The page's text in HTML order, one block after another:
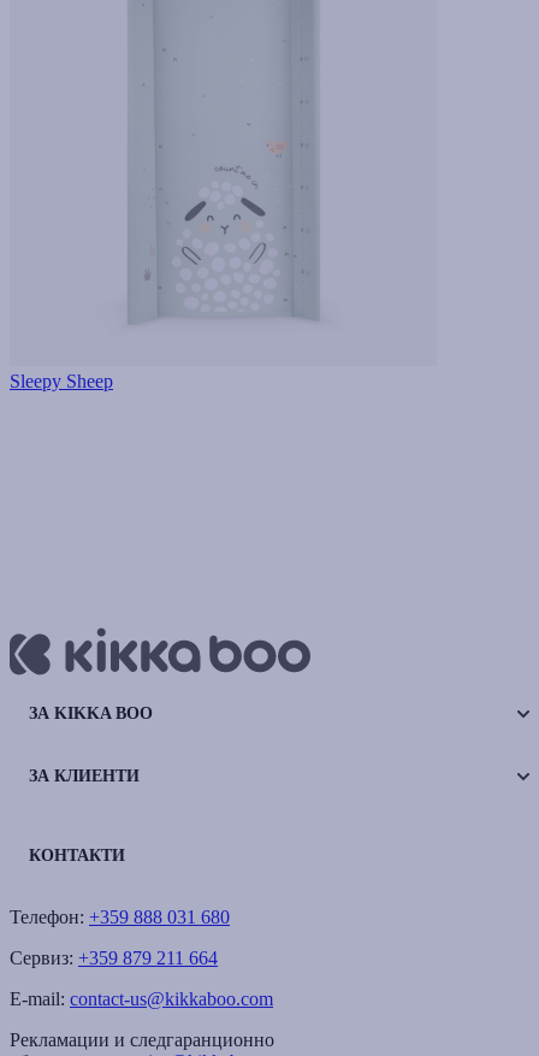
Sleepy Sheep
ЗА KIKKA BOO
ЗА КЛИЕНТИ
КОНТАКТИ
Телефон: +359 888 031 680
Сервиз: +359 879 211 664
E-mail: contact-us@kikkaboo.com
Рекламации и следгаранционно